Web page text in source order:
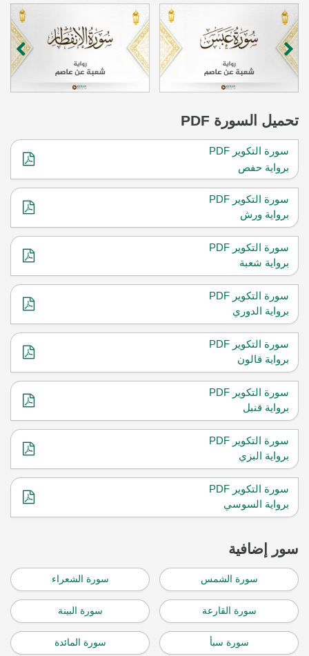
تحميل السورة PDF
سورة التكوير PDF
برواية حفص
سورة التكوير PDF
برواية ورش
سورة التكوير PDF
برواية شعبة
سورة التكوير PDF
برواية الدوري
سورة التكوير PDF
برواية قالون
سورة التكوير PDF
برواية قنبل
سورة التكوير PDF
برواية البزي
سورة التكوير PDF
برواية السوسي
سور إضافية
سورة الشمس سورة الشعراء
سورة القارعة سورة البينة
سورة سبأ سورة المائدة